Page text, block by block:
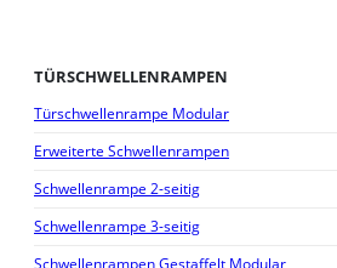
TÜRSCHWELLENRAMPEN
Türschwellenrampe Modular
Erweiterte Schwellenrampen
Schwellenrampe 2-seitig
Schwellenrampe 3-seitig